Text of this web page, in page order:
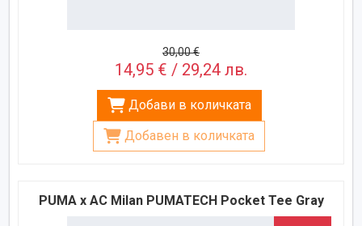
30,00 €
14,95 € / 29,24 лв.
Добави в количката
Добавен в количката
PUMA x AC Milan PUMATECH Pocket Tee Gray